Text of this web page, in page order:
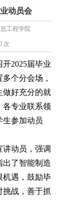
动员会
工程学院
次
2025届毕业
个分会场，
做好充分的就
各专业联系领
生参加动员
讲动员，强调
出了智能制造
机遇，鼓励毕
挑战，善于抓